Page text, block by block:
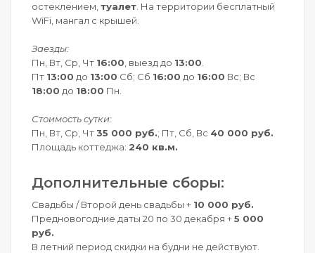
остеклением, туалет . На территории бесплатный
WiFi, мангал c крышей.
Заезды:
Пн, Вт, Ср, Чт 16:00 , выезд до 13:00
Пт 13:00 до 13:00 Сб; Сб 16:00 до 16:00 Вс; Вс
18:00 до 18:00 Пн.
Стоимость сутки:
Пн, Вт, Ср, Чт35 000 руб.; Пт, Сб, Вс 40 000 руб.
Площадь коттеджа: 240 кв.м.
Дополнительные сборы:
Свадьбы / Второй день свадьбы + 10 000 руб.
Предновогодние даты 20 по 30 декабря +5 000
руб.
В летний период скидки на будни не действуют.